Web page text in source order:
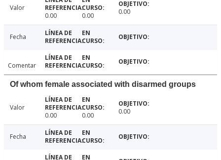
Valor
0.00
0.00 0.00
Fecha
Comentar
Of whom female associated with disarmed groups
Valor
0.00
0.00 0.00
Fecha